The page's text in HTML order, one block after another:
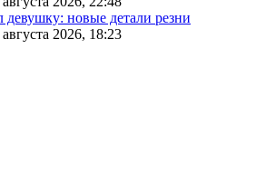
новые детали резни
2026, 18:23